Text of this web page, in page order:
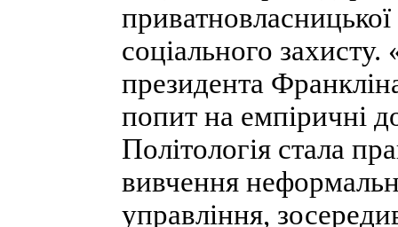
соціального
президента
попит на емпіричні
Політологія стала
вивчення
управління,